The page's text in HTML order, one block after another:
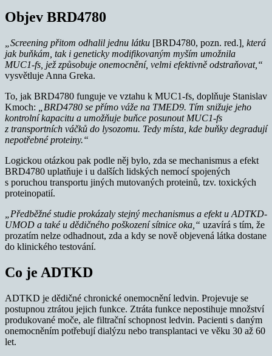
Objev BRD4780
„Screening přitom odhalil jednu látku [BRD4780, pozn. red.] , která
jak buňkám, tak i geneticky modifikovaným myším umožnila
MUC1-fs, jež způsobuje onemocnění, velmi efektivně odstraňovat,“
vysvětluje Anna Greka.
To, jak BRD4780 funguje ve vztahu k MUC1-fs, doplňuje Stanislav
Kmoch:
„BRD4780 se přímo váže na TMED9. Tím snižuje jeho
kontrolní kapacitu a umožňuje buňce posunout MUC1-fs
z transportních váčků do lysozomu. Tedy místa, kde buňky degradují
nepotřebné proteiny.“
Logickou otázkou pak podle něj bylo, zda se mechanismus a efekt
BRD4780 uplatňuje i u dalších lidských nemocí spojených
s poruchou transportu jiných mutovaných proteinů, tzv. toxických
proteinopatií.
„Předběžné studie prokázaly stejný mechanismus a efekt u ADTKD-
UMOD a také u dědičného poškození sítnice oka,“ uzavírá s tím, že
prozatím nelze odhadnout, zda a kdy se nově objevená látka dostane
do klinického testování.
Co je ADTKD
ADTKD je dědičné chronické onemocnění ledvin. Projevuje se
postupnou ztrátou jejich funkce. Ztráta funkce nepostihuje množství
produkované moče, ale filtrační schopnost ledvin. Pacienti s daným
onemocněním potřebují dialýzu nebo transplantaci ve věku 30 až 60
let.